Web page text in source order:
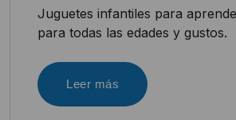
Juguetes infantiles para
para todas las edades y gustos.
Leer más